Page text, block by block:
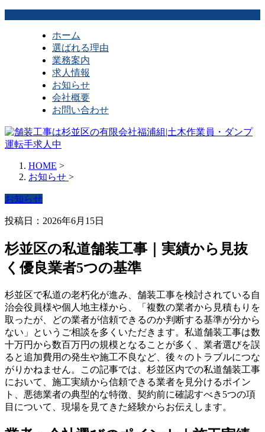
ホーム
選ばれる理由
業務案内
求人情報
お知らせ
会社概要
お問い合わせ
HOME >
お知らせ >
お知らせ
投稿日：2026年6月15日
杉並区の私道舗装工事｜実績から見抜
く優良業者5つの基準
杉並区で私道の老朽化が進み、舗装工事を検討されている自
治会役員様や個人地主様から、「複数の業者から見積もりを
取ったが、どの業者が信頼できるのか判断する基準が分から
ない」というご相談を多くいただきます。私道舗装工事は数
十万円から数百万円の規模となることが多く、業者選びを誤
ると追加費用の発生や施工不良など、後々のトラブルにつな
がりかねません。この記事では、杉並区内での私道舗装工事
において、施工実績から信頼できる業者を見分けるポイン
ト、悪徳業者の典型的な特徴、契約前に確認すべき5つの項
目について、現場を見てきた経験からお伝えします。